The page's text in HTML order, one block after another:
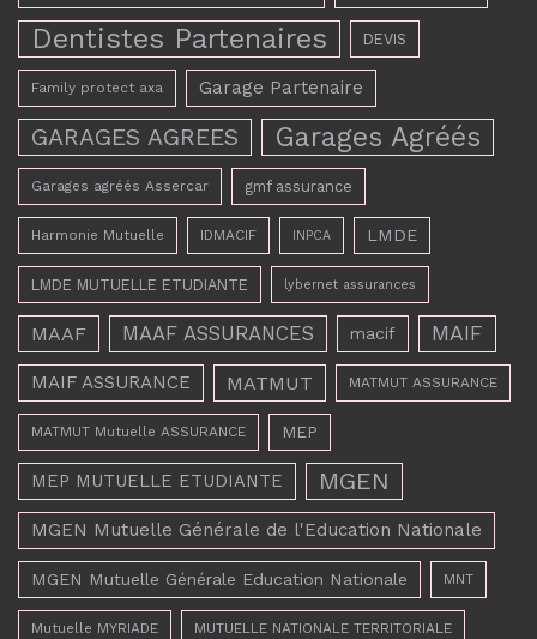
Dentistes Partenaires DEVIS
Family protect axa Garage Partenaire
GARAGES AGREES Garages Agréés
Garages agréés Assercar gmf assurance
Harmonie Mutuelle IDMACIF INPCA LMDE
LMDE MUTUELLE ETUDIANTE lybernet assurances
MAAF MAAF ASSURANCES macif MAIF
MAIF ASSURANCE MATMUT MATMUT ASSURANCE
MATMUT Mutuelle ASSURANCE MEP
MEP MUTUELLE ETUDIANTE MGEN
MGEN Mutuelle Générale de l'Education Nationale
MGEN Mutuelle Générale Education Nationale MNT
Mutuelle MYRIADE MUTUELLE NATIONALE TERRITORIALE